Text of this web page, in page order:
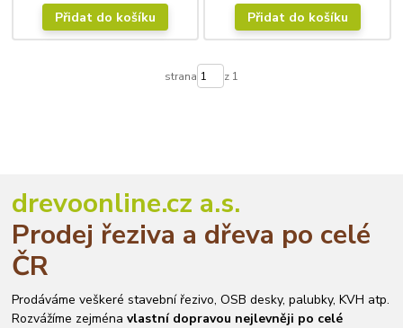
Přidat do košíku Přidat do košíku
strana z 1
drevoonline.cz a.s.
Prodej řeziva a dřeva po celé
ČR
Prodáváme veškeré stavební řezivo, OSB desky, palubky, KVH atp.
Rozvážíme zejménavlastní dopravou nejlevněji po celé